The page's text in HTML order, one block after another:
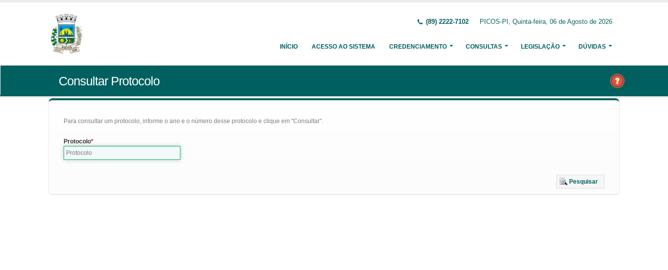
(89) 2222-7102 PICOS-PI, Quinta-feira, 06 de Agosto de 2026
INÍCIO ACESSO AO SISTEMA CREDENCIAMENTO CONSULTAS LEGISLAÇÃO DÚVIDAS
Consultar Protocolo
Para consultar um protocolo, informe o ano e o número desse protocolo e clique em "Consultar".
Protocolo
Pesquisar